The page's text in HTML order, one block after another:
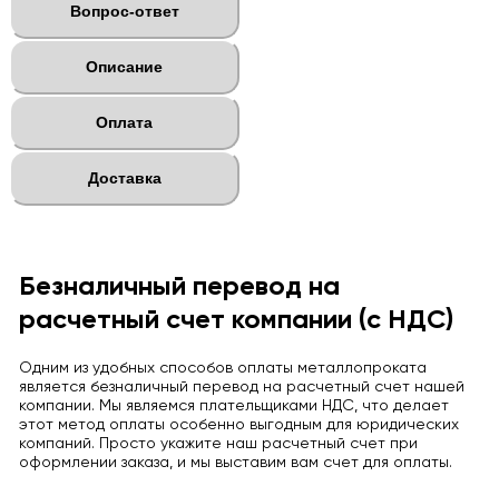
Вопрос-ответ
Описание
Оплата
Доставка
Безналичный перевод на
расчетный счет компании (с НДС)
Одним из удобных способов оплаты металлопроката
является безналичный перевод на расчетный счет нашей
компании. Мы являемся плательщиками НДС, что делает
этот метод оплаты особенно выгодным для юридических
компаний. Просто укажите наш расчетный счет при
оформлении заказа, и мы выставим вам счет для оплаты.